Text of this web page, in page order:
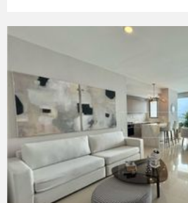
VER DETALLES